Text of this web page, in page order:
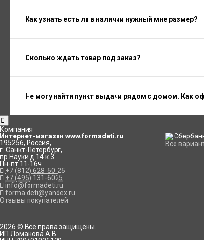
Как узнать есть ли в наличии нужный мне размер?
Сколько ждать товар под заказ?
Не могу найти пункт выдачи рядом с домом. Как
Компания
Интернет-магазин www.formadeti.ru
195256, Россия,
г. Санкт-Петербург,
пр.Науки д.14 к.3
Пн-пт 11-16ч
+7 (812) 628-50-25
+7 (495) 131-6025
info@formadeti.ru
forma.deti@yandex.ru
Отзывы покупателей
Все
2026 © Все права защищены.
ИП Ломанова А.В.